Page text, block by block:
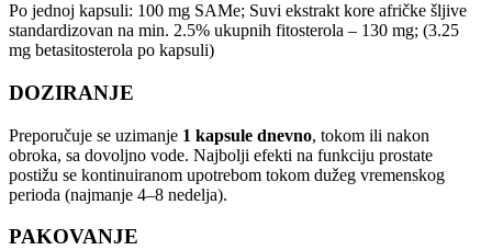
Po jednoj kapsuli: 100 mg SAMe; Suvi ekstrakt kore afričke šljive
standardizovan na min. 2.5% ukupnih fitosterola – 130 mg; (3.25
mg betasitosterola po kapsuli)
DOZIRANJE
Preporučuje se uzimanje 1 kapsule dnevno, tokom ili nakon
obroka, sa dovoljno vode. Najbolji efekti na funkciju prostate
postižu se kontinuiranom upotrebom tokom dužeg vremenskog
perioda (najmanje 4–8 nedelja).
PAKOVANJE